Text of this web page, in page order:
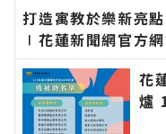
打造寓教於樂新亮
∣花蓮新聞網官方
聞報導 最新的在地
花
爐